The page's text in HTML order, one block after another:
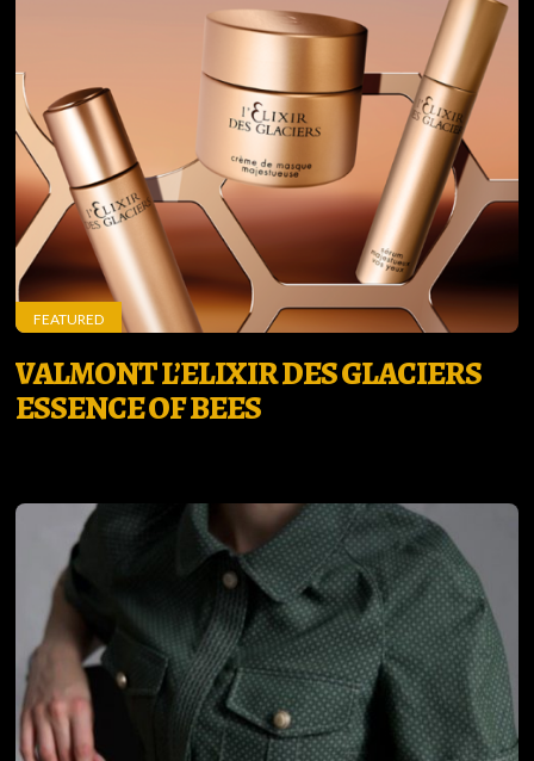
FEATURED
VALMONT L’ELIXIR DES GLACIERS
ESSENCE OF BEES